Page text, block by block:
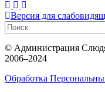
Версия для
© Администрация
2006–2024
Обработка